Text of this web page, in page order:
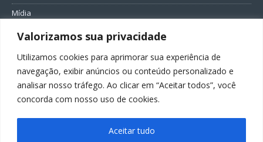
Valorizamos sua privacidade
Utilizamos cookies para aprimorar sua experiência de
navegação, exibir anúncios ou conteúdo personalizado e
analisar nosso tráfego. Ao clicar em “Aceitar todos”, você
concorda com nosso uso de cookies.
Aceitar tudo
Mídia
Entretenimento
Política